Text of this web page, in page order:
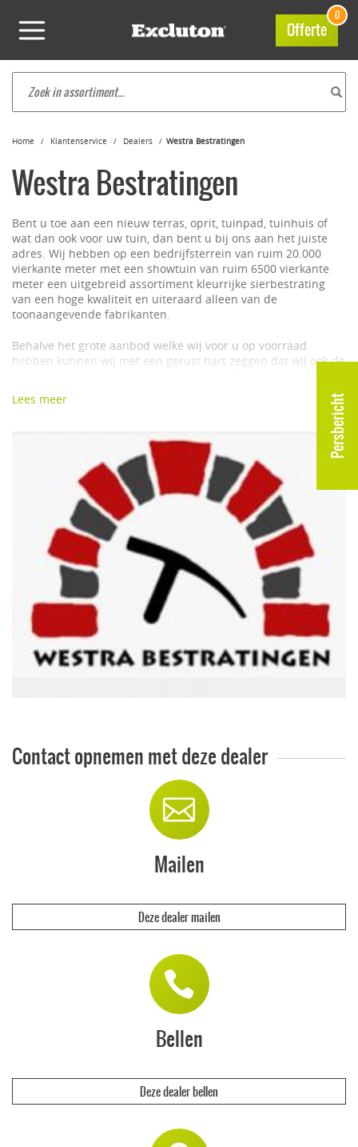
Persbericht
Offerte
0
Home Klantenservice Dealers Westra Bestratingen
Westra Bestratingen
Bent u toe aan een nieuw terras, oprit, tuinpad, tuinhuis of
wat dan ook voor uw tuin, dan bent u bij ons aan het juiste
adres. Wij hebben op een bedrijfsterrein van ruim 20.000
vierkante meter met een showtuin van ruim 6500 vierkante
meter een uitgebreid assortiment kleurrijke sierbestrating
van een hoge kwaliteit en uiteraard alleen van de
toonaangevende fabrikanten.
Behalve het grote aanbod welke wij voor u op voorraad
hebben kunnen wij met een gerust hart zeggen dat wij ook de
kantoor de sfeer kunt creëren zoals u dat wenst. Wij leveren
zowel aan particulieren als aan bedrijven.
Voel u vrij en kom eens geheel vrijblijvend langs om u te laten
adviseren en samen met ons deskundige team de
mogelijkheden te bekijken voor uw tuin. Op ons terrein aan
de Bitgumerdijk 32 te Berlikum, kunt u de
bestratingsmaterialen en andere tuinbenodigdheden zoals
tuinmeubelen, tuingereedschap, brievenbussen e.d.
bezichtigen in de ruim opgezette showtuin en winkel.
Onze medewerkers staan klaar voor hulp en deskundig
Lees meer
Contact opnemen met deze dealer
Mailen
Deze dealer mailen
Bellen
Deze dealer bellen